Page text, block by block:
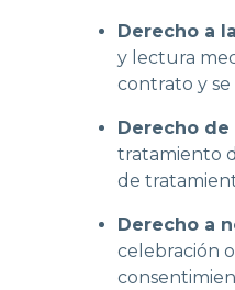
Derecho a
y lectura
contrato y
Derecho
tratamiento
de
Derecho a
celebración